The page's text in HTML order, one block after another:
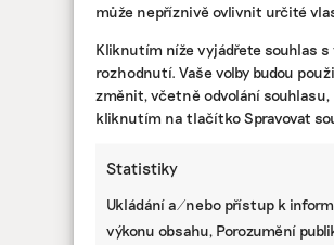
může nepříznivě ovlivnit určité
Kliknutím níže vyjádřete souhlas
rozhodnutí. Vaše volby budou
změnit, včetně odvolání
kliknutím na tlačítko Spravovat
Statistiky
Ukládání a/nebo přístup k
výkonu obsahu, Porozumění